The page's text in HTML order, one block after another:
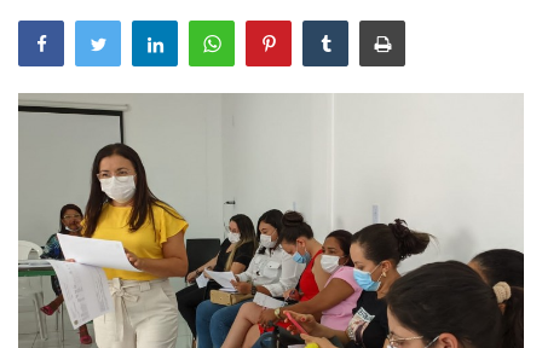
Notícias
Vídeos
Webmail
Contato